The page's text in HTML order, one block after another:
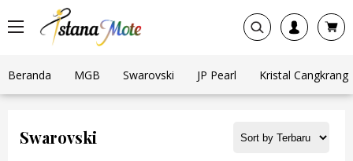
Beranda MGB Swarovski JP Pearl Kristal Cangkrang
Swarovski